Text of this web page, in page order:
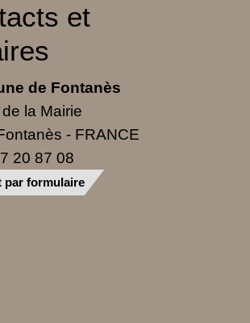
et
de Fontanès
la Mairie
- FRANCE
20 87 08
par formulaire